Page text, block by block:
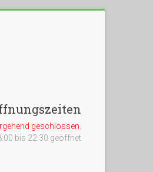
geschlossen.
bis 22:30 geöffnet